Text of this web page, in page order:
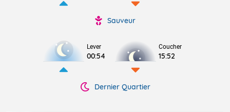
Sauveur
Lever
00:54
Coucher
15:52
Dernier Quartier